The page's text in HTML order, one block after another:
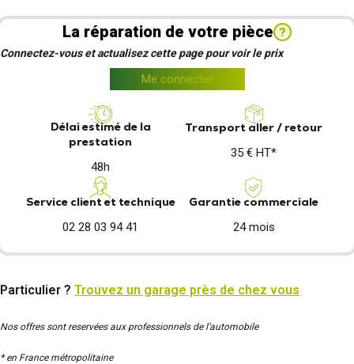
La réparation de votre pièce ?
Connectez-vous et actualisez cette page pour voir le prix
Me connecter
Délai estimé de la
prestation
48h
Transport aller / retour
35 € HT*
Service client et technique
02 28 03 94 41
Garantie commerciale
24 mois
Particulier ? Trouvez un garage près de chez vous
Nos offres sont reservées aux professionnels de l’automobile
* en France métropolitaine